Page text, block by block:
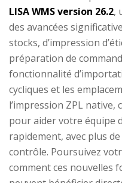
LISA WMS version 26.2,
des avancées
stocks, d’impression
préparation de
fonctionnalité
cycliques et les
l’impression ZPL native,
pour aider votre équipe
rapidement, avec plus
contrôle. Poursuivez
comment ces nouvelles